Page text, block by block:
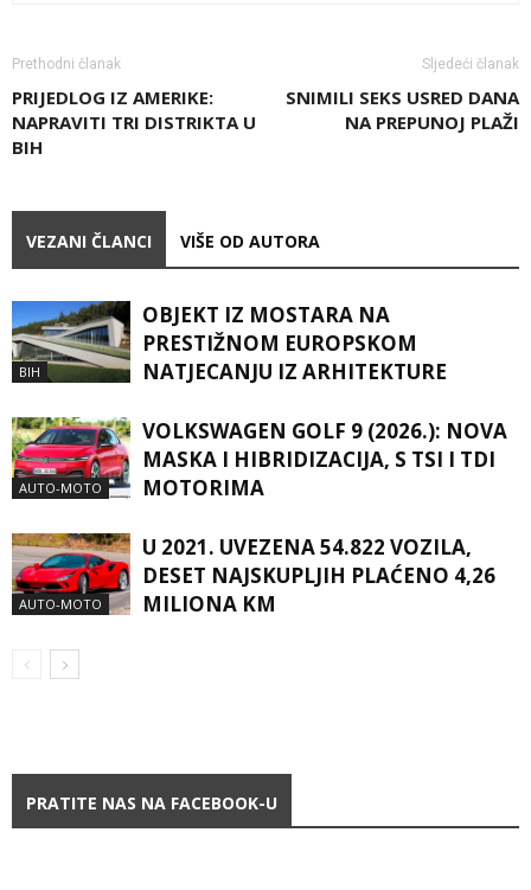
Prethodni članak
PRIJEDLOG IZ AMERIKE:
NAPRAVITI TRI DISTRIKTA U
BIH
Sljedeći članak
SNIMILI SEKS USRED DANA
NA PREPUNOJ PLAŽI
VEZANI ČLANCI VIŠE OD AUTORA
BIH
OBJEKT IZ MOSTARA NA
PRESTIŽNOM EUROPSKOM
NATJECANJU IZ ARHITEKTURE
AUTO-MOTO
VOLKSWAGEN GOLF 9 (2026.): NOVA
MASKA I HIBRIDIZACIJA, S TSI I TDI
MOTORIMA
AUTO-MOTO
U 2021. UVEZENA 54.822 VOZILA,
DESET NAJSKUPLJIH PLAĆENO 4,26
MILIONA KM
PRATITE NAS NA FACEBOOK-U